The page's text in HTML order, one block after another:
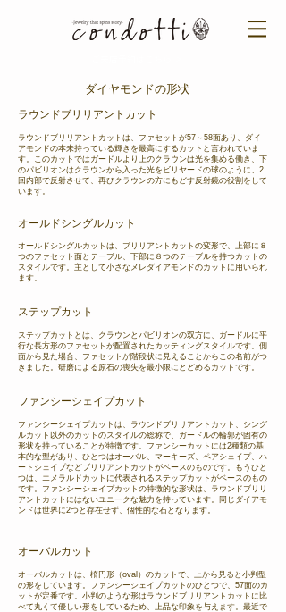
ダイヤモンドの形状
ラウンドブリリアントカット
ラウンドブリリアントカットは、ファセットが57～58面あり、ダイ
アモンドの本来持っている輝きを最高にするカットと言われていま
す。このカットではガードルより上のクラウンは光を集める働き、下
のパビリオンはクラウンから入った光をビリヤードの球のように、2
回内部で反射させて、再びクラウンの方にもどす反射鏡の役割をして
います。
オールドシングルカット
オールドシングルカットは、ブリリアントカットの変形で、上部に８
つのファセット面とテーブル、下部に８つのテーブルを持つカットの
スタイルです。主として小さなメレダイアモンドのカットに用いられ
ます。
ステップカット
ステップカットとは、クラウンとパビリオンの双方に、ガードルに平
行な長方形のファセットが配置されたカッティングスタイルです。側
面から見た場合、ファセットが階段状に見えることからこの名前がつ
きました。研磨による原石の喪失を最小限にとどめるカットです。
ファンシーシェイプカット
ファンシーシェイプカットは、ラウンドブリリアントカット、シング
ルカット以外のカットのスタイルの総称で、ガードルの輪郭が固有の
形状を持っていることが特徴です。ファンシーカットには2種類の基
本的な型があり、ひとつはオーバル、マーキーズ、ペアシェイプ、ハ
ートシェイプなどブリリアントカットがベースのものです。もうひと
つは、エメラルドカットに代表されるステップカットがベースのもの
です。ファンシーシェイプカットの特徴的な形状は、ラウンドブリリ
アントカットにはないユニークな魅力を持っています。同じダイアモ
ンドは世界に2つと存在せず、個性的な石となります。
オーバルカット
オーバルカットは、楕円形（oval）のカットで、上から見ると小判型
の形をしています。ファンシーシェイプカットのひとつで、57面のカ
ットが定番です。小判のような形はラウンドブリリアントカットに比
べて丸くて優しい形をしているため、上品な印象を与えます。最近で